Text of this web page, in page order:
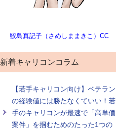
鮫島真記子（さめしままきこ）CC
新着キャリコンコラム
【若手キャリコン向け】ベテラン
の経験値には勝たなくていい！若
手のキャリコンが最速で「高単価
案件」を掴むためのたった1つの